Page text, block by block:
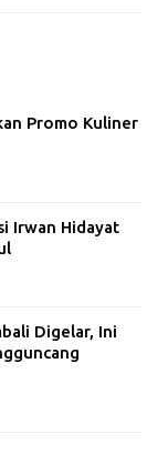
Promo Kuliner
Irwan Hidayat
Digelar, Ini